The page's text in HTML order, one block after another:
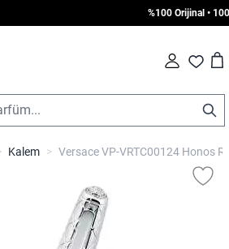
%100 Orijinal •
Fav Cart
Kalem > Versace VP-VRTC00124 Honos